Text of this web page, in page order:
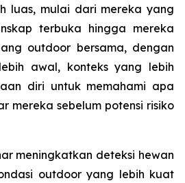
luas, mulai dari mereka yang
terbuka hingga mereka
outdoor bersama, dengan
awal, konteks yang lebih
diri untuk memahami apa
mereka sebelum potensi risiko
meningkatkan deteksi hewan
outdoor yang lebih kuat